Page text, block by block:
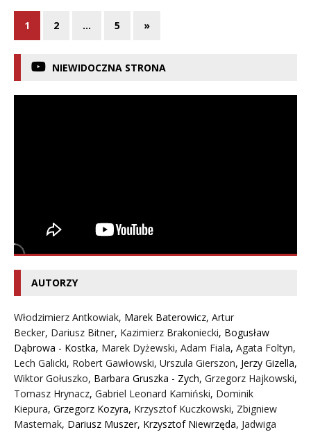
1 2 … 5 »
NIEWIDOCZNA STRONA
AUTORZY
Włodzimierz Antkowiak, Marek Baterowicz, Artur
Becker, Dariusz Bitner, Kazimierz Brakoniecki, Bogusław
Dąbrowa - Kostka, Marek Dyżewski, Adam Fiala, Agata Foltyn,
Lech Galicki, Robert Gawłowski, Urszula Gierszon, Jerzy Gizella,
Wiktor Gołuszko, Barbara Gruszka - Zych, Grzegorz Hajkowski,
Tomasz Hrynacz, Gabriel Leonard Kamiński, Dominik
Kiepura, Grzegorz Kozyra, Krzysztof Kuczkowski, Zbigniew
Masternak, Dariusz Muszer, Krzysztof Niewrzęda, Jadwiga